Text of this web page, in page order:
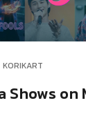
KORIKART
Shows on